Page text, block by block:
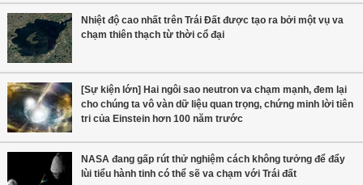
Nhiệt độ cao nhất trên Trái Đất được tạo ra bởi một vụ va
chạm thiên thạch từ thời cổ đại
[Sự kiện lớn] Hai ngôi sao neutron va chạm mạnh, đem lại
cho chúng ta vô vàn dữ liệu quan trọng, chứng minh lời tiên
tri của Einstein hơn 100 năm trước
NASA đang gấp rút thử nghiệm cách không tưởng để đẩy
lùi tiểu hành tinh có thể sẽ va chạm với Trái đất